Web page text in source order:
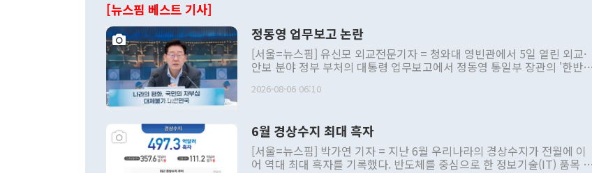
[뉴스핌 베스트 기사]
정동영 업무보고 논란
[서울=뉴스핌] 유신모 외교전문기자 = 청와대 영빈관에서 5일 열린 외교·
안보 분야 정부 부처의 대통령 업무보고에서 정동영 통일부 장관의 '한반도
발언 중에는 정부 내 조율을 거치지 않은 사안을 정책으로 추진하겠다고 공
주의적 희망에 근거한 비현실적 구상'이라는 비판을 내놨다. 그동안 정 장
관의 대북 정책 관련 발언이 물의를 빚은 적은 여러 번 있지만 대통령과 유
관 부처 장관이 공개적으로 부정적 입장을 표명한 것은 이례적이다. 정 장
2026-08-06 06:10
6월 경상수지 최대 흑자
[서울=뉴스핌] 박가연 기자 = 지난 6월 우리나라의 경상수지가 전월에 이
어 역대 최대 흑자를 기록했다. 반도체를 중심으로 한 정보기술(IT) 품목 수